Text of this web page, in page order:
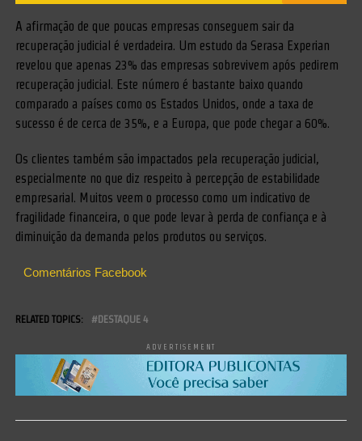
A afirmação de que poucas empresas conseguem sair da
recuperação judicial é verdadeira. Um estudo da Serasa Experian
revelou que apenas 23% das empresas sobrevivem após pedirem
recuperação judicial. Este número é bastante baixo quando
comparado a países como os Estados Unidos, onde a taxa de
sucesso é de cerca de 35%, e a Europa, que pode chegar a 60%.
Os clientes também são impactados pela recuperação judicial,
especialmente no que diz respeito à percepção de estabilidade
empresarial. Muitos veem o processo como um indicativo de
fragilidade financeira, o que pode levar à perda de confiança e à
diminuição da demanda pelos produtos ou serviços.
Comentários Facebook
RELATED TOPICS: DESTAQUE 4
ADVERTISEMENT